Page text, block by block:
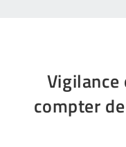
Vigilance
compter